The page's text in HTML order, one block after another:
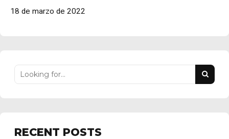
18 de marzo de 2022
RECENT POSTS